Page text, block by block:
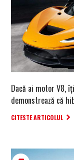
Dacă ai motor V8,
demonstrează că
CITESTE ARTICOLUL